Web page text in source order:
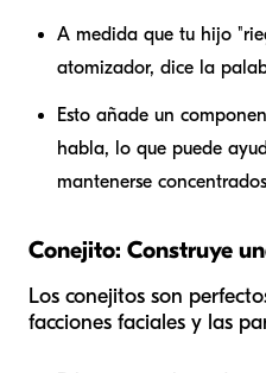
A medida que tu hijo
atomizador, dice la
Esto añade un
habla, lo que puede
mantenerse
Conejito: Construye
Los conejitos son
facciones faciales y las